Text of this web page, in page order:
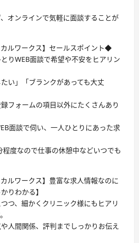
オンラインで気軽に面談することが
ルワークス】セールスポイント◆
とりWEB面談で希望や不安をヒアリン
たい」「ブランクがあっても大丈
フォームの項目以外にたくさんあり
面談で伺い、一人ひとりにあった求
程度なので仕事の休憩中などいつでも
カルワークス】豊富な求人情報なのに
りわかる】
つ、細かくクリニック様にもヒアリ
人間関係、評判までしっかりお伝え